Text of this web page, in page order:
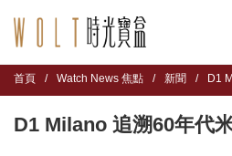
首頁 / Watch News 焦點 / 新聞 / D1
D1 Milano 追溯60年代